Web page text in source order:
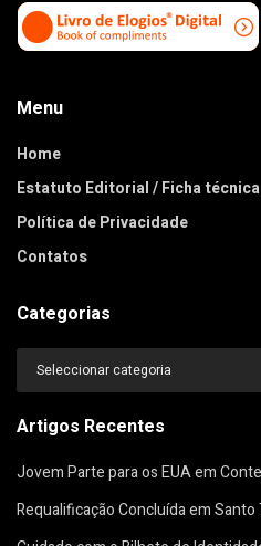
Menu
Home
Estatuto Editorial / Ficha técnica
Política de Privacidade
Contatos
Categorias
Categorias
Artigos Recentes
Jovem Parte para os EUA em
Requalificação Concluída em Santo